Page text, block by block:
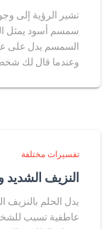
تشير الرؤية إلى
سمسم أسود يمثل
السمسم يدل على
وعندما قال لك
تفسيرات مختلفة
النزيف الشديد
يدل الحلم
عاطفية تسبب